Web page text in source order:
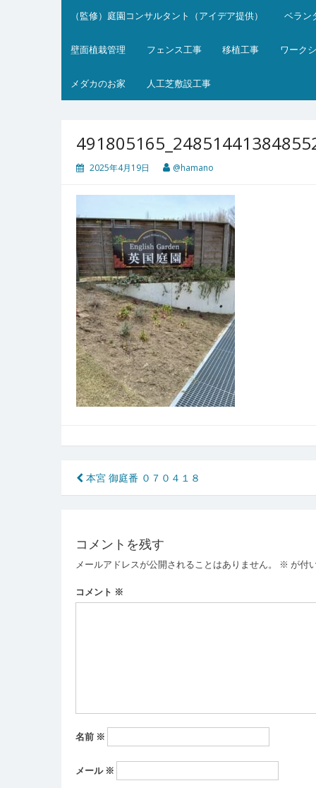
（監修）庭園コンサルタント（アイデア提供） ベラン
壁面植栽管理 フェンス工事 移植工事 ワーク
メダカのお家 人工芝敷設工事
2025年4月19日 @hamano
投
稿
ビ
ゲ
ー
本宮 御庭番 ０７０４１８
コメントを残す
メールアドレスが公開されることはありません。 ※ が付
コメント ※
名前 ※
メール ※